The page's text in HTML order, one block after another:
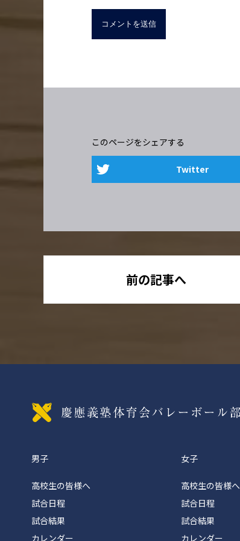
このページをシェアする
Twitter
前の記事へ
男子
高校生の皆様へ
試合日程
試合結果
カレンダー
女子
高校生の皆様へ
試合日程
試合結果
カレンダー